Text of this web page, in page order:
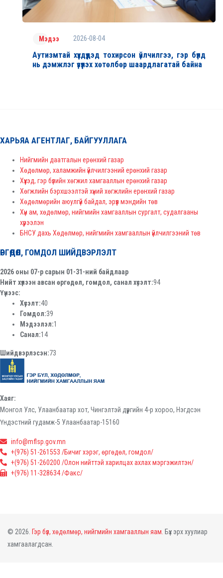
Мэдээ 2026-08-04
Аутизмтай хүүхдүүдэд тохирсон үйлчилгээ, гэр бүлд
нь дэмжлэг үзүүлэх хөтөлбөр шаардлагатай байна
ХАРЬЯА АГЕНТЛАГ, БАЙГУУЛЛАГА
Нийгмийн даатгалын ерөнхий газар
Хөдөлмөр, халамжийн үйлчилгээний ерөнхий газар
Хүүхэд, гэр бүлийн хөгжил хамгааллын ерөнхий газар
Хөгжлийн бэрхшээлтэй хүний хөгжлийн ерөнхий газар
Хөдөлмөрийн аюулгүй байдал, эрүүл мэндийн төв
Хүн ам, хөдөлмөр, нийгмийн хамгааллын сургалт, судалгааны
хүрээлэн
БНСУ дахь Хөдөлмөр, нийгмийн хамгааллын үйлчилгээний төв
ӨРГӨДӨЛ, ГОМДОЛ ШИЙДВЭРЛЭЛТ
2026 оны 07-р сарын 01-31-ний байдлаар
Нийт хүлээн авсан өргөдөл, гомдол, санал хүсэлт:94
Үүнээс:
Хүсэлт:40
Гомдол:39
Мэдээлэл:1
Санал:14
Шийдвэрлэсэн:73
Хаяг:
Монгол Улс, Улаанбаатар хот, Чингэлтэй дүүргийн 4-р хороо, Нэгдсэн
Үндэстний гудамж-5 Улаанбаатар-15160
info@mflsp.gov.mn
+(976) 51-261553 /Бичиг хэрэг, өргөдөл, гомдол/
+(976) 51-260200 /Олон нийттэй харилцах ахлах мэргэжилтэн/
+(976) 11-328634 /Факс/
© 2026. Гэр бүл, хөдөлмөр, нийгмийн хамгааллын яам. Бүх эрх хуулиар
хамгаалагдсан.